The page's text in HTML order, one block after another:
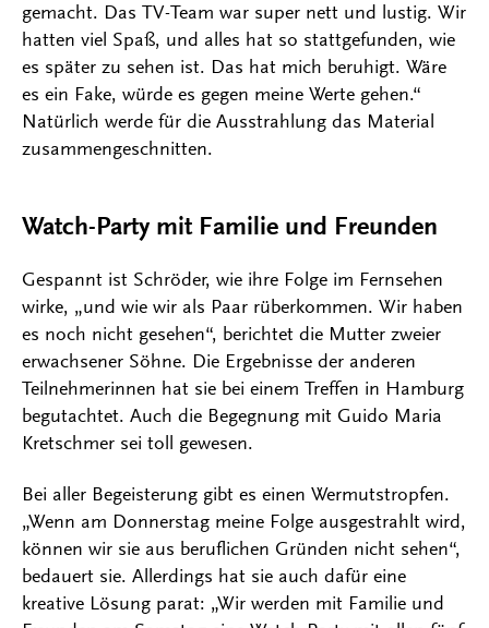
gemacht. Das TV-Team war super nett und lustig. Wir
hatten viel Spaß, und alles hat so stattgefunden, wie
es später zu sehen ist. Das hat mich beruhigt. Wäre
es ein Fake, würde es gegen meine Werte gehen.“
Natürlich werde für die Ausstrahlung das Material
zusammengeschnitten.
Watch-Party mit Familie und Freunden
Gespannt ist Schröder, wie ihre Folge im Fernsehen
wirke, „und wie wir als Paar rüberkommen. Wir haben
es noch nicht gesehen“, berichtet die Mutter zweier
erwachsener Söhne. Die Ergebnisse der anderen
Teilnehmerinnen hat sie bei einem Treffen in Hamburg
begutachtet. Auch die Begegnung mit Guido Maria
Kretschmer sei toll gewesen.
Bei aller Begeisterung gibt es einen Wermutstropfen.
„Wenn am Donnerstag meine Folge ausgestrahlt wird,
können wir sie aus beruflichen Gründen nicht sehen“,
bedauert sie. Allerdings hat sie auch dafür eine
kreative Lösung parat: „Wir werden mit Familie und